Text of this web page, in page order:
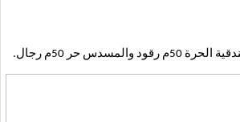
حر 50م رجال.